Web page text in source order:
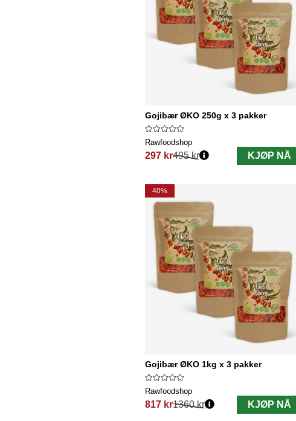
Gojibær ØKO 250g x 3 pakker
Rawfoodshop
297 kr
Vanlig pris:
495 kr KJØP NÅ
40%
Gojibær ØKO 1kg x 3 pakker
Rawfoodshop
817 kr
Vanlig pris:
1360 kr KJØP NÅ